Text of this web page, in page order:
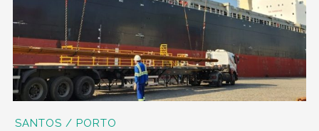
SANTOS / PORTO